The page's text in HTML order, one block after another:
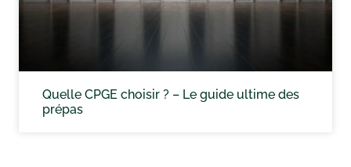
Quelle CPGE choisir ? – Le guide ultime des
prépas